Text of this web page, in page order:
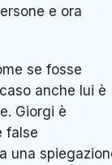
e ora
se fosse
anche lui è
Giorgi è
false
una